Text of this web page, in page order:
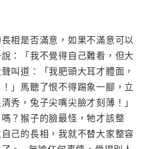
相是否滿意，如果不滿意可以
：「我不覺得自己難看，但大
叫道：「我肥頭大耳才體面，
」馬聽了恨不得踢象一腳，立
秀，兔子尖嘴尖臉才刻薄！」
？猴子的臉最怪，牠才該整
己的長相，我就不替大家整容